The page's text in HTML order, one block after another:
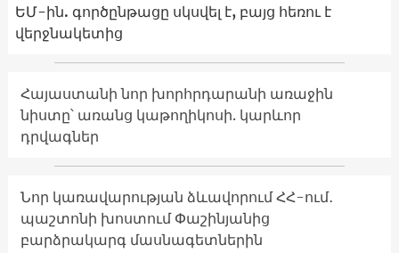
ԵՄ-ին. գործընթացը սկսվել է, բայց հեռու է
վերջնակետից
Հայաստանի նոր խորհրդարանի առաջին
նիստը՝ առանց կաթողիկոսի. կարևոր
դրվագներ
Նոր կառավարության ձևավորում ՀՀ-ում․
պաշտոնի խոստում Փաշինյանից
բարձրակարգ մասնագետներին